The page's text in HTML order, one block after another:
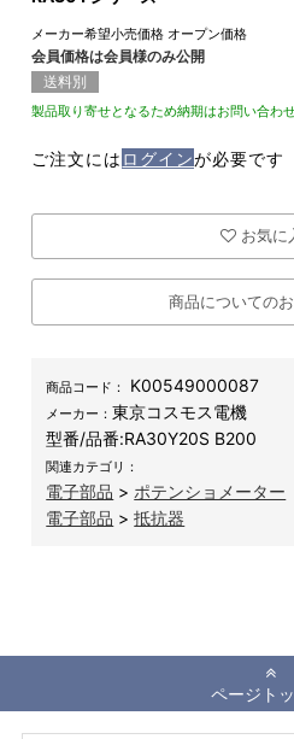
メーカー希望小売価格 オープン価格
会員価格は会員様のみ公開
送料別
製品取り寄せとなるため納期はお問い合わせ
ご注文には ログインが必要です
お気に
商品についての
商品コード： K00549000087
メーカー： 東京コスモス電機
型番/品番:RA30Y20S B200
関連カテゴリ：
電子部品 > ポテンショメーター
電子部品 >抵抗器
ページト